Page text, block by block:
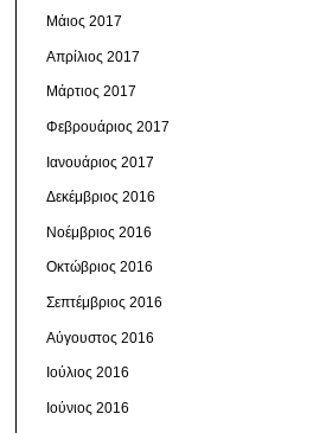
Μάιος 2017
Απρίλιος 2017
Μάρτιος 2017
Φεβρουάριος 2017
Ιανουάριος 2017
Δεκέμβριος 2016
Νοέμβριος 2016
Οκτώβριος 2016
Σεπτέμβριος 2016
Αύγουστος 2016
Ιούλιος 2016
Ιούνιος 2016